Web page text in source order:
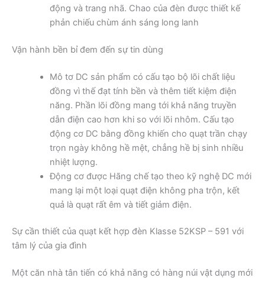
động và trang nhã. Chao của đèn được thiết kế
phản chiếu chùm ánh sáng long lanh
Vận hành bền bỉ đem đến sự tin dùng
Mô tơ DC sản phẩm có cấu tạo bộ lõi chất liệu
đồng vì thế đạt tính bền và thêm tiết kiệm điện
năng. Phần lõi đồng mang tới khả năng truyền
dẫn điện cao hơn khi so với lõi nhôm. Cấu tạo
động cơ DC bằng đồng khiến cho quạt trần chạy
trọn ngày không hề mệt, chẳng hề bị sinh nhiều
nhiệt lượng.
Động cơ được Hãng chế tạo theo kỹ nghệ DC mới
mang lại một loại quạt điện không pha trộn, kết
quả là quạt rất êm và tiết giảm điện.
Sự cần thiết của quạt kết hợp đèn Klasse 52KSP – 591 với
tâm lý của gia đình
Một căn nhà tân tiến có khả năng có hàng núi vật dụng mới